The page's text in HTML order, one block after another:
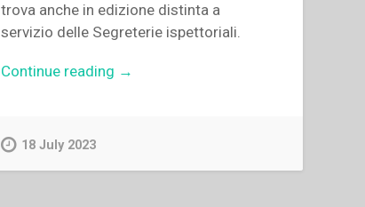
trova anche in edizione distinta a
servizio delle Segreterie ispettoriali.
Continue reading “Egidio
→
18 July 2023